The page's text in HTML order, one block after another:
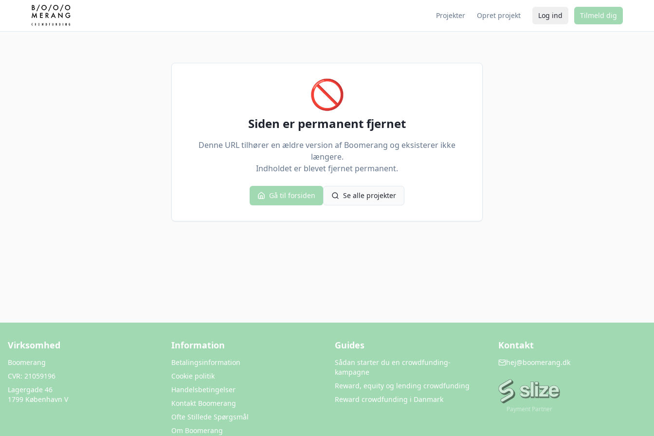
Projekter Opret projekt Log ind Tilmeld dig
🚫
Siden er permanent fjernet
Denne URL tilhører en ældre version af Boomerang og eksisterer ikke
længere.
Indholdet er blevet fjernet permanent.
Gå til forsiden Se alle projekter
Virksomhed
Boomerang
CVR: 21059196
Lagergade 46
1799 København V
Information
Betalingsinformation
Cookie politik
Handelsbetingelser
Kontakt Boomerang
Ofte Stillede Spørgsmål
Om Boomerang
Guides
Sådan starter du en crowdfunding-
kampagne
Reward, equity og lending crowdfunding
Reward crowdfunding i Danmark
Kontakt
hej@boomerang.dk
Payment Partner